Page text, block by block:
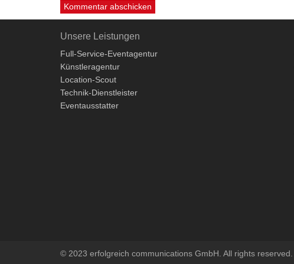
Unsere Leistungen
Full-Service-Eventagentur
Künstleragentur
Location-Scout
Technik-Dienstleister
Eventausstatter
© 2023 erfolgreich communications GmbH. All rights reserved.